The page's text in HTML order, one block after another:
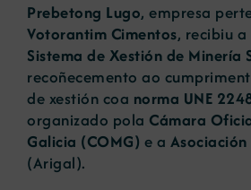
Prebetong Lugo, empresa
Votorantim Cimentos, recibiu
Sistema de Xestión de Minería
recoñecemento ao
de xestión coa norma UNE
organizado pola Cámara
Galicia (COMG) e a
(Arigal).